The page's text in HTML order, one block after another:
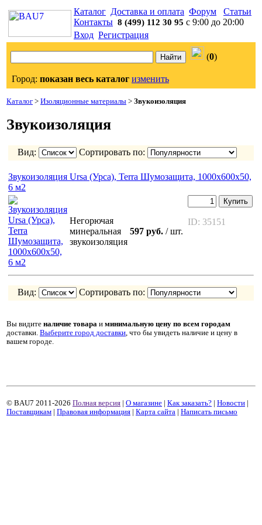
Каталог Доставка и оплата Форум
Статьи
Контакты 8 (499) 112 30 95 с 9:00 до 20:00
Вход Регистрация
(0)
Город: показан весь каталог изменить
Каталог > Изоляционные материалы > Звукоизоляция
Звукоизоляция
Вид: Сортировать по:
Звукоизоляция Ursa (Урса), Terra Шумозащита, 1000x600x50,
6 м2
Негорючая
минеральная
звукоизоляция
597 руб. / шт.
Купить
ID: 35151
Вид: Сортировать по:
Вы видите наличие товара и минимальную цену по всем городам
доставки. Выберите город доставки, что бы увидеть наличие и цену в
вашем городе.
© BAU7 2011-2026 Полная версия О магазине Как заказать? Новости
Поставщикам
Правовая информация Карта сайта Написать письмо